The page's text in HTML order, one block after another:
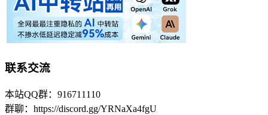
联系交流
本站QQ群：916711110
群聊：https://discord.gg/YRNaXa4fgU